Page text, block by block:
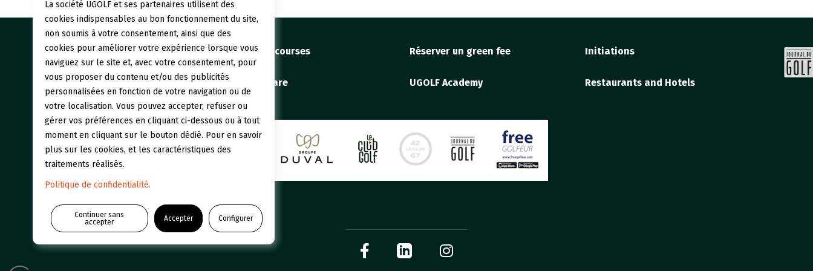
Our golf courses Réserver un green fee Initiations
Who we are UGOLF Academy Restaurants and Hotels
La société UGOLF et ses partenaires utilisent des
cookies indispensables au bon fonctionnement du site,
non soumis à votre consentement, ainsi que des
cookies pour améliorer votre expérience lorsque vous
naviguez sur le site et, avec votre consentement, pour
vous proposer du contenu et/ou des publicités
personnalisées en fonction de votre navigation ou de
votre localisation. Vous pouvez accepter, refuser ou
gérer vos préférences en cliquant ci-dessous ou à tout
moment en cliquant sur le bouton dédié. Pour en savoir
plus sur les cookies, et les caractéristiques des
traitements réalisés.
Politique de confidentialité.
Continuer sans
accepter
Accepter Configurer